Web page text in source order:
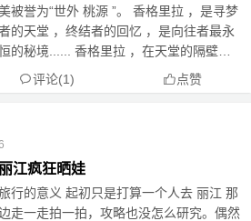
被誉为“世外 桃源 ”。 香格里拉 ，是寻梦
的天堂 ，终结者的回忆 ，是向往者最永
的秘境...... 香格里拉 ，在天堂的隔壁，
是离天空最近的地方！ 那里蓝天白云，空
清新 ，有浓郁的藏族文化气息 。 这...
评论(1) 点赞
江疯狂晒娃
行的意义 起初只是打算一个人去 丽江 那
走一走拍一拍，攻略也没怎么研究。偶然